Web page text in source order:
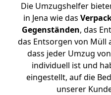
Die Umzugshelfer
in Jena wie das
Gegenständen, das
das Entsorgen von Müll
dass jeder Umzug
individuell ist und
eingestellt, auf die
unserer